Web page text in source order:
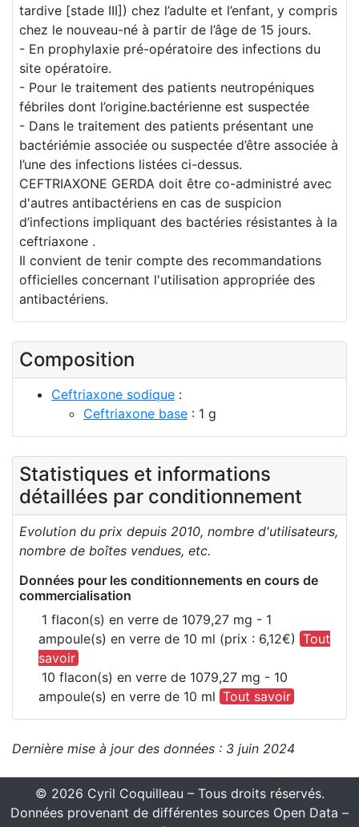
tardive [stade III]) chez l’adulte et l’enfant, y compris
chez le nouveau-né à partir de l’âge de 15 jours.
- En prophylaxie pré-opératoire des infections du
site opératoire.
- Pour le traitement des patients neutropéniques
fébriles dont l’origine.bactérienne est suspectée
- Dans le traitement des patients présentant une
bactériémie associée ou suspectée d’être associée à
l’une des infections listées ci-dessus.
CEFTRIAXONE GERDA doit être co-administré avec
d'autres antibactériens en cas de suspicion
d’infections impliquant des bactéries résistantes à la
ceftriaxone .
Il convient de tenir compte des recommandations
officielles concernant l'utilisation appropriée des
antibactériens.
Composition
Ceftriaxone sodique :
Ceftriaxone base : 1 g
Statistiques et informations
détaillées par conditionnement
Evolution du prix depuis 2010, nombre d'utilisateurs,
nombre de boîtes vendues, etc.
Données pour les conditionnements en cours de
commercialisation
1 flacon(s) en verre de 1079,27 mg - 1
ampoule(s) en verre de 10 ml (prix : 6,12€) Tout
savoir
10 flacon(s) en verre de 1079,27 mg - 10
ampoule(s) en verre de 10 ml Tout savoir
Dernière mise à jour des données : 3 juin 2024
© 2026 Cyril Coquilleau – Tous droits réservés.
Données provenant de différentes sources Open Data –